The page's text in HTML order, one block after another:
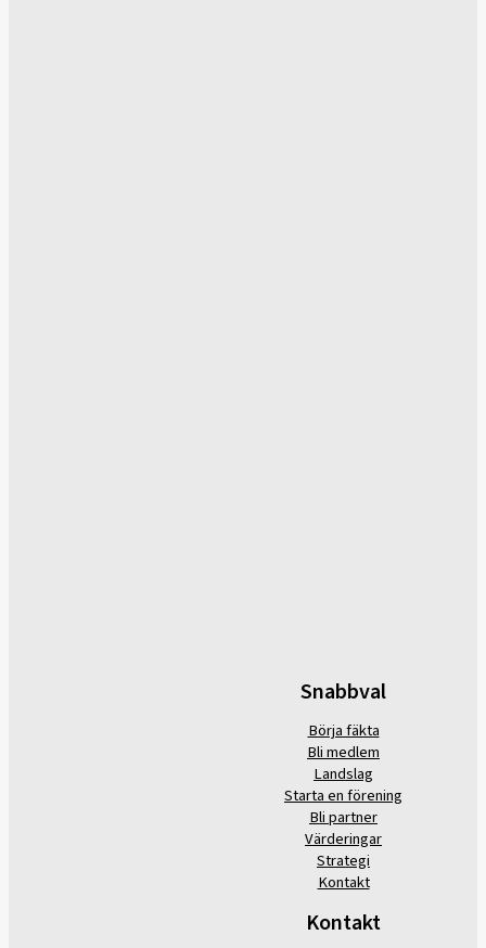
Snabbval
Börja fäkta
Bli medlem
Landslag
Starta en förening
Bli partner
Värderingar
Strategi
Kontakt
Kontakt